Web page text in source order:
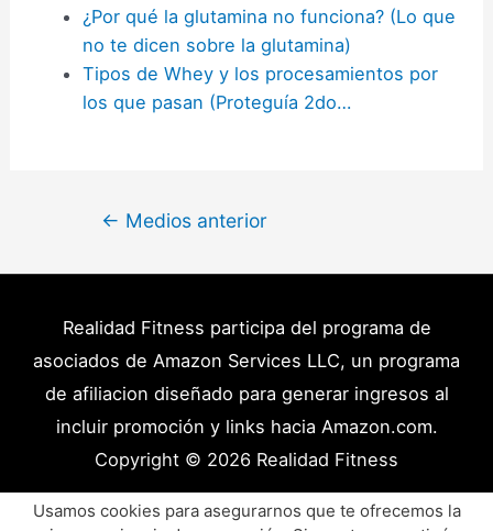
¿Por qué la glutamina no funciona? (Lo que
no te dicen sobre la glutamina)
Tipos de Whey y los procesamientos por
los que pasan (Proteguía 2do…
Navegación
← Medios anterior
Realidad Fitness participa del programa de
asociados de Amazon Services LLC, un programa
de afiliacion diseñado para generar ingresos al
incluir promoción y links hacia Amazon.com.
Copyright © 2026 Realidad Fitness
Políticas de Privacidad – Términos y Condiciones
Usamos cookies para asegurarnos que te ofrecemos la